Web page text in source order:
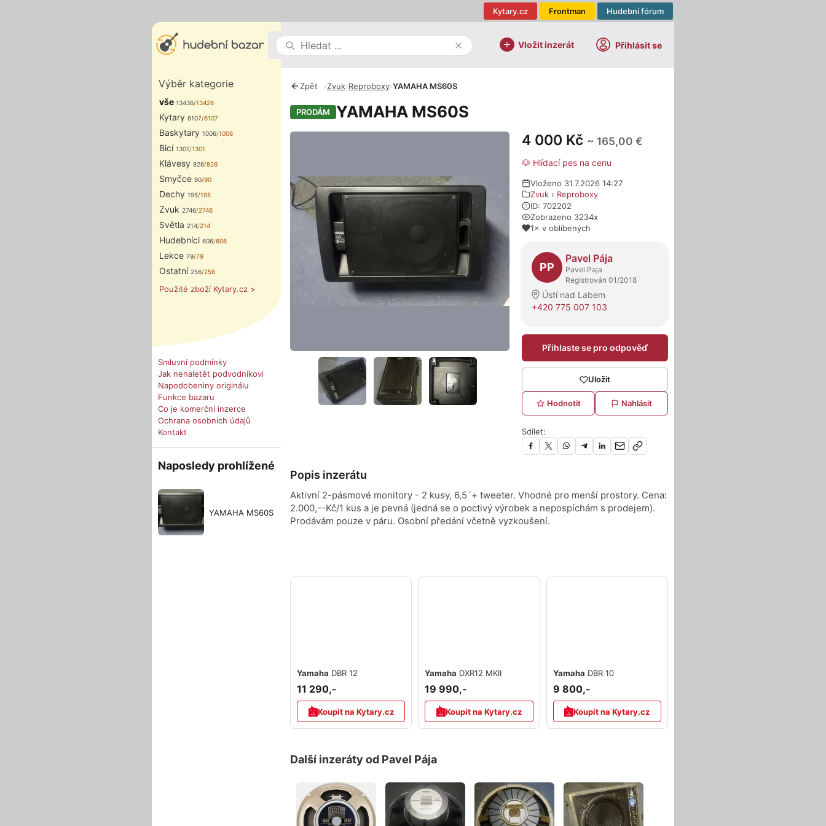
Hudební fórum
Frontman
Kytary.cz
Vložit inzerát Přihlásit se
Výběr kategorie
vše 13436/13426
Kytary 6107/6107
Baskytary 1006/1006
Bicí 1301/1301
Klávesy 826/826
Smyčce 90/90
Dechy 195/195
Zvuk 2746/2746
Světla 214/214
Hudebníci 606/606
Lekce 79/79
Ostatní 256/256
Použité zboží Kytary.cz >
Smluvní podmínky
Jak nenaletět podvodníkovi
Napodobeniny originálu
Funkce bazaru
Co je komerční inzerce
Ochrana osobních údajů
Kontakt
Naposledy prohlížené
YAMAHA MS60S
Zpět ›Zvuk›Reproboxy›YAMAHA MS60S
PRODÁM YAMAHA MS60S
Fotografie 4 000 Kč ~ 165,00 €
🐶 Hlídací pes na cenu
Vloženo 31.7.2026 14:27
Zvuk › Reproboxy
ID: 702202
Zobrazeno 3234x
1× v oblíbených
O prodejci
PP
Pavel Pája
Pavel.Paja
Registrován 01/2018
Ústí nad Labem
+420 775 007 103
Přihlaste se pro odpověď
Uložit
Hodnotit Nahlásit
Sdílet:
Popis inzerátu
Aktivní 2-pásmové monitory - 2 kusy, 6,5´+ tweeter. Vhodné pro menší prostory. Cena:
2.000,--Kč/1 kus a je pevná (jedná se o poctivý výrobek a nepospíchám s prodejem).
Prodávám pouze v páru. Osobní předání včetně vyzkoušení.
Yamaha DBR 12
11 290,-
Koupit na Kytary.cz
Yamaha DXR12 MKII
19 990,-
Koupit na Kytary.cz
Yamaha DBR 10
9 800,-
Koupit na Kytary.cz
Další inzeráty od Pavel Pája